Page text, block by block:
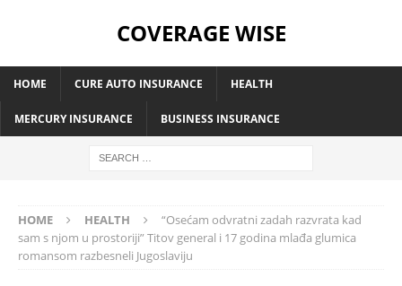
COVERAGE WISE
HOME CURE AUTO INSURANCE HEALTH
MERCURY INSURANCE BUSINESS INSURANCE
HOME HEALTH
“Osećam odvratni zadah razvrata kad
sam s njom u prostoriji” Titov general i 17 godina mlađa glumica
romansom razbesneli Jugoslaviju